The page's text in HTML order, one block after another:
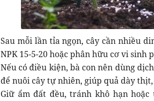
Sau mỗi lần tỉa ngọn, cây cần nhiều
NPK 15-5-20 hoặc phân hữu cơ vi sinh
Nếu có điều kiện, bà con nên dùng
để nuôi cây tự nhiên, giúp quả dày
Giữ ẩm đất đều, tránh khô hạn